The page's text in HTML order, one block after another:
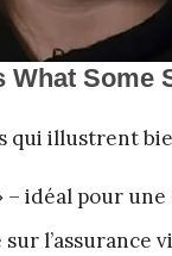
qui illustrent
idéal pour une
l’assurance